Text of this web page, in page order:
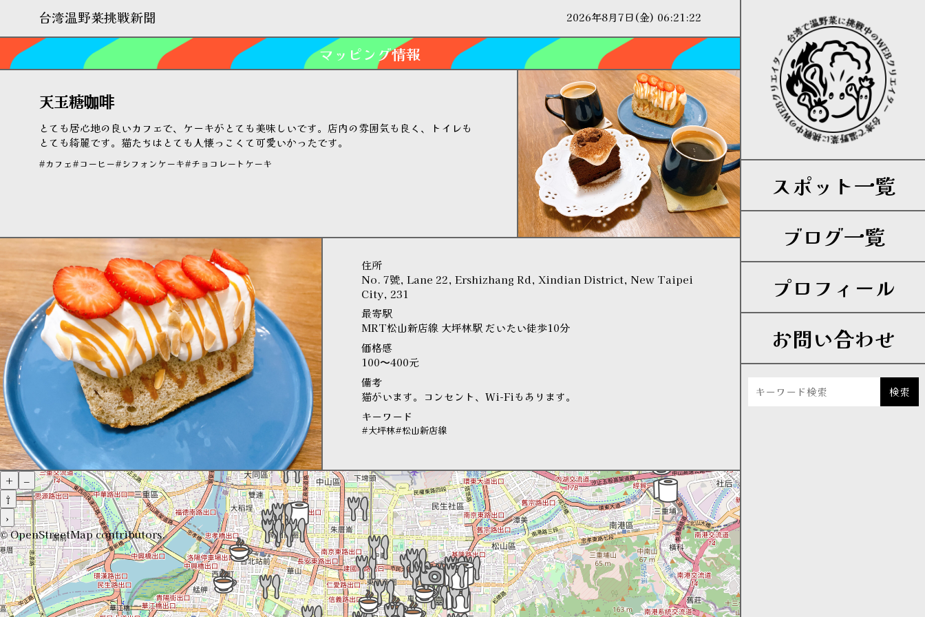
スポット一覧
ブログ一覧
プロフィール
お問い合わせ
検索
台湾温野菜挑戦新聞 2026年8月7日(金) 06:21:24
マッピング情報
天玉糖咖啡
とても居心地の良いカフェで、ケーキがとても美味しいです。店内の雰囲気も良く、トイレも
とても綺麗です。猫たちはとても人懐っこくて可愛いかったです。
#カフェ#コーヒー#シフォンケーキ#チョコレートケーキ
住所
No. 7號, Lane 22, Ershizhang Rd, Xindian District, New Taipei
City, 231
最寄駅
MRT松山新店線 大坪林駅 だいたい徒歩10分
価格感
100〜400元
備考
猫がいます。コンセント、Wi-Fiもあります。
キーワード
#大坪林#松山新店線
+
–
⇧
›
©OpenStreetMapcontributors.